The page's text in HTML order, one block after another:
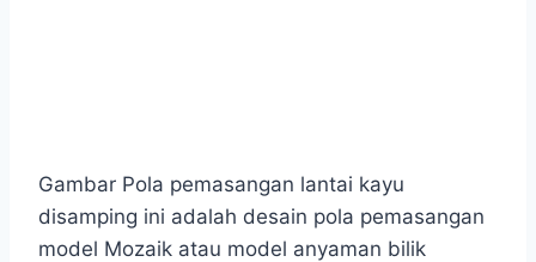
Gambar Pola pemasangan lantai kayu
disamping ini adalah desain pola pemasangan
model Mozaik atau model anyaman bilik